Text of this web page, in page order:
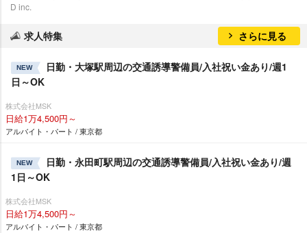
D inc.
求人特集 さらに見る
NEW
日勤・大塚駅周辺の交通誘導警備員/入社祝い金あり/週1
日～OK
株式会社MSK
日給1万4,500円～
アルバイト・パート / 東京都
NEW
日勤・永田町駅周辺の交通誘導警備員/入社祝い金あり/週
1日～OK
株式会社MSK
日給1万4,500円～
アルバイト・パート / 東京都